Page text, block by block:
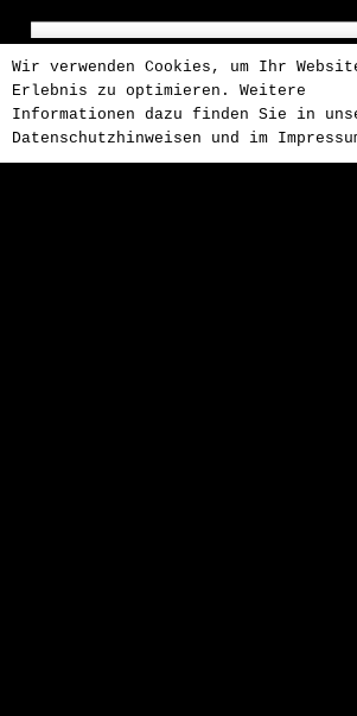
Wir verwenden Cookies, um Ihr
Erlebnis zu optimieren. Weitere
Informationen dazu finden Sie in
Datenschutzhinweisen und im